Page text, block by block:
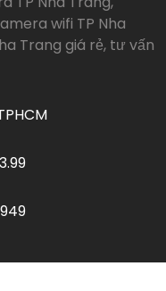
wifi TP Nha
Trang giá rẻ, tư vấn